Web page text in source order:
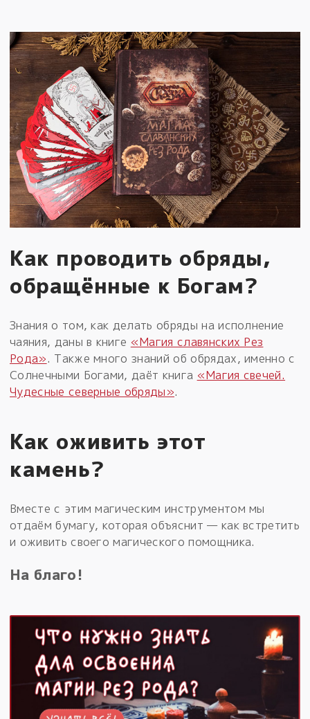
Как проводить обряды,
обращённые к Богам?
Знания о том, как делать обряды на исполнение
чаяния, даны в книге «Магия славянских Рез
Рода». Также много знаний об обрядах, именно с
Солнечными Богами, даёт книга «Магия свечей.
Чудесные северные обряды».
Как оживить этот
камень?
Вместе с этим магическим инструментом мы
отдаём бумагу, которая объяснит — как встретить
и оживить своего магического помощника.
На благо!